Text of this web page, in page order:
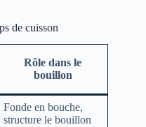
de cuisson
Rôle dans le
bouillon
Fonde en bouche,
structure le bouillon